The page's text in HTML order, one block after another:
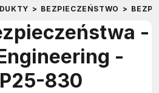
> BEZPIECZEŃSTWO >
-
-
830